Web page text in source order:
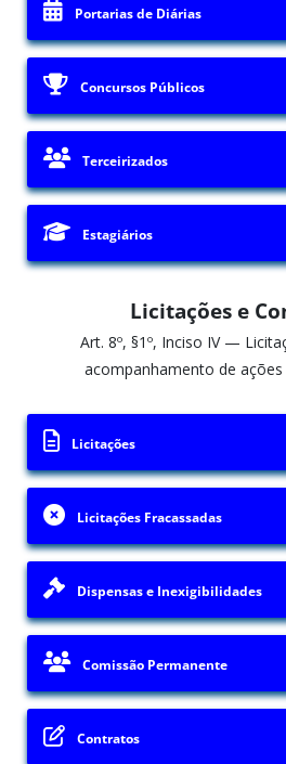
Portarias de Diárias
Concursos Públicos
Terceirizados
Estagiários
Licitações e
Art. 8º, §1º, Inciso IV —
acompanhamento de
Licitações
Licitações Fracassadas
Dispensas e Inexigibilidades
Comissão Permanente
Contratos